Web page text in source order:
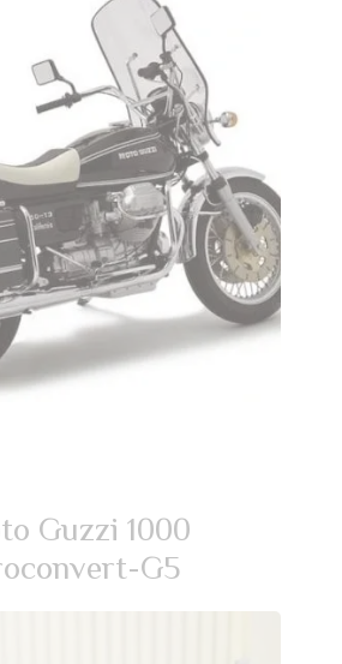
Guzzi 1000
G5